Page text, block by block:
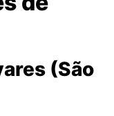
(São